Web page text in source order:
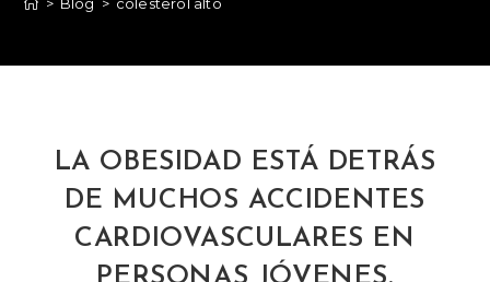
LA OBESIDAD ESTÁ DETRÁS
DE MUCHOS ACCIDENTES
CARDIOVASCULARES EN